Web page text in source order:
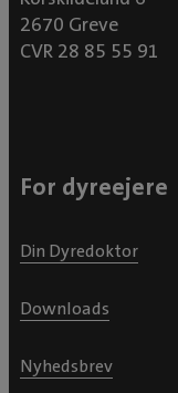
2670 Greve
CVR 28 85 55 91
For dyreejere
Din Dyredoktor
Downloads
Nyhedsbrev